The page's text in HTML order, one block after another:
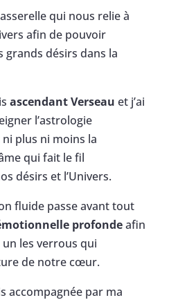
qui nous relie à
afin de pouvoir
grands désirs dans la
ascendant Verseau et j’ai
l’astrologie
plus ni moins la
qui fait le fil
désirs et l’Univers.
fluide passe avant tout
profondeafin
les verrous qui
de notre cœur.
accompagnée par ma